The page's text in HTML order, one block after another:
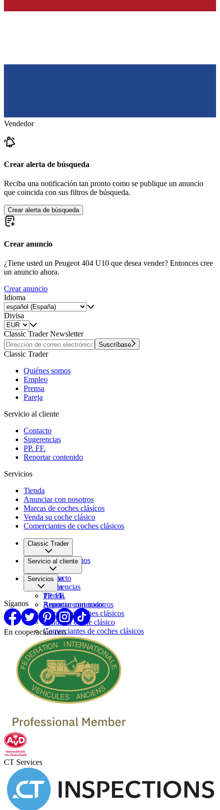
Vendedor
Crear alerta de búsqueda
Reciba una notificación tan pronto como se publique un anuncio
que coincida con sus filtros de búsqueda.
Crear alerta de búsqueda
Crear anuncio
¿Tiene usted un Peugeot 404 U10 que desea vender? Entonces cree
un anuncio ahora.
Crear anuncio
Idioma
Divisa
Classic Trader Newsletter
Suscríbase
Classic Trader
Quiénes somos
Empleo
Prensa
Pareja
Servicio al cliente
Contacto
Sugerencias
PP. FF.
Reportar contenido
Servicios
Tienda
Anunciar con nosotros
Marcas de coches clásicos
Venda su coche clásico
Comerciantes de coches clásicos
Classic Trader
Quiénes somos
Empleo
Prensa
Pareja
Servicio al cliente
Contacto
Sugerencias
PP. FF.
Reportar contenido
Servicios
Tienda
Anunciar con nosotros
Marcas de coches clásicos
Venda su coche clásico
Comerciantes de coches clásicos
Síganos
En cooperación con
CT Services